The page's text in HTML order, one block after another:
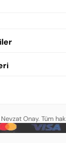
Hakkımızda
Erkek Klasik
Erkek Günlük
Erkek Sandalet
Satış
Onay. Tüm